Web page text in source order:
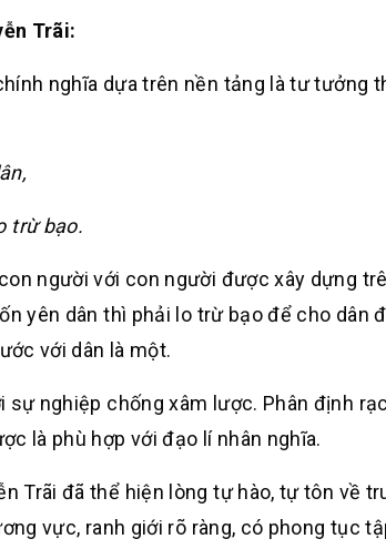
Trãi:
nghĩa dựa trên nền tảng là tư tưởng
bạo.
người với con người được xây dựng
yên dân thì phải lo trừ bạo để cho dân
với dân là một.
nghiệp chống xâm lược. Phân định
là phù hợp với đạo lí nhân nghĩa.
Trãi đã thể hiện lòng tự hào, tự tôn về
vực, ranh giới rõ ràng, có phong tục